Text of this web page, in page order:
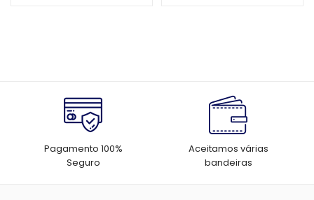
Pagamento 100%
Seguro
Aceitamos várias
bandeiras